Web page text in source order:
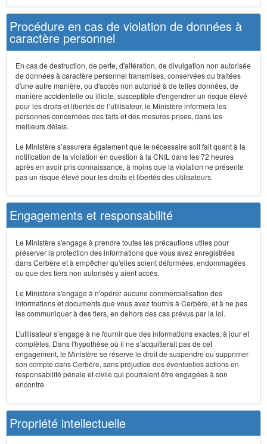
Procédure en cas de violation de données à
caractère personnel
En cas de destruction, de perte, d'altération, de divulgation non autorisée
de données à caractère personnel transmises, conservées ou traitées
d'une autre manière, ou d'accès non autorisé à de telles données, de
manière accidentelle ou illicite, susceptible d'engendrer un risque élevé
pour les droits et libertés de l’utilisateur, le Ministère informera les
personnes concernées des faits et des mesures prises, dans les
meilleurs délais.
Le Ministère s’assurera également que le nécessaire soit fait quant à la
notification de la violation en question à la CNIL dans les 72 heures
après en avoir pris connaissance, à moins que la violation ne présente
pas un risque élevé pour les droits et libertés des utilisateurs.
Engagements et responsabilité
Le Ministère s'engage à prendre toutes les précautions utiles pour
préserver la protection des informations que vous avez enregistrées
dans Cerbère et à empêcher qu'elles soient déformées, endommagées
ou que des tiers non autorisés y aient accès.
Le Ministère s'engage à n'opérer aucune commercialisation des
informations et documents que vous avez fournis à Cerbère, et à ne pas
les communiquer à des tiers, en dehors des cas prévus par la loi.
L’utilisateur s’engage à ne fournir que des informations exactes, à jour et
complètes. Dans l'hypothèse où il ne s’acquitterait pas de cet
engagement, le Ministère se réserve le droit de suspendre ou supprimer
son compte dans Cerbère, sans préjudice des éventuelles actions en
responsabilité pénale et civile qui pourraient être engagées à son
encontre.
Propriété intellectuelle